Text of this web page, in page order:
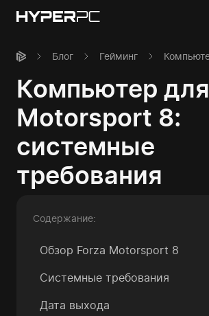
Блог Гейминг
Компьютер
Motorsport 8:
системные
требования
Содержание:
Обзор Forza Motorsport 8
Системные требования
Дата выхода